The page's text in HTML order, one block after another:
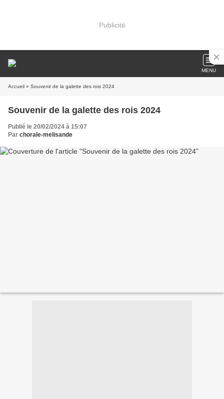
Publicité
MENU
Accueil » Souvenir de la galette des rois 2024
Souvenir de la galette des rois 2024
Publié le 20/02/2024 à 15:07
Par chorale-melisande